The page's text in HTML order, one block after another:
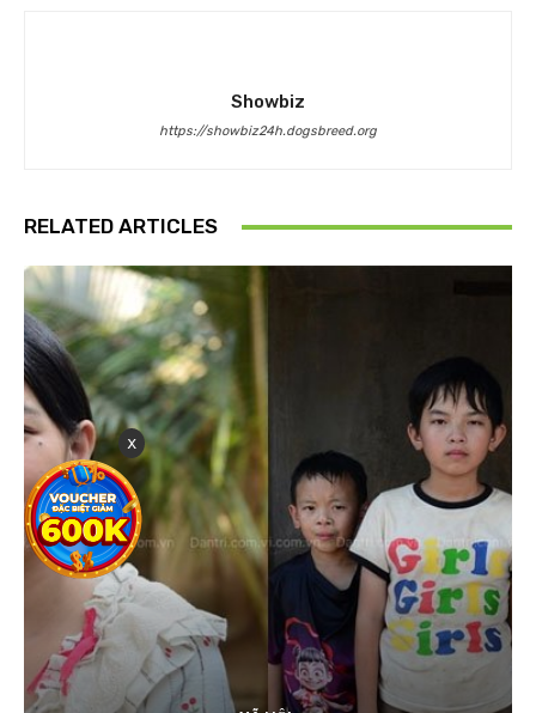
Showbiz
https://showbiz24h.dogsbreed.org
RELATED ARTICLES
x